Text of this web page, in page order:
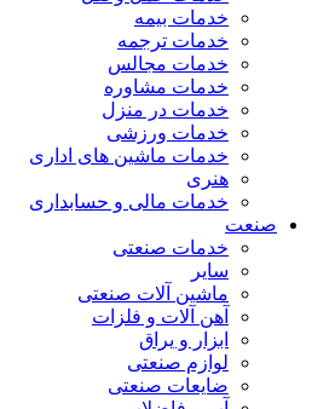
خدمات بیمه
خدمات ترجمه
خدمات مجالس
خدمات مشاوره
خدمات در منزل
خدمات ورزشی
خدمات ماشین های اداری
هنری
خدمات مالی و حسابداری
صنعت
خدمات صنعتی
سایر
ماشین آلات صنعتی
آهن آلات و فلزات
ابزار و یراق
لوازم صنعتی
ضایعات صنعتی